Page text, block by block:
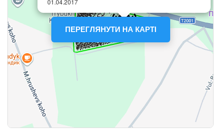
ПЕРЕГЛЯНУТИ НА КАРТІ